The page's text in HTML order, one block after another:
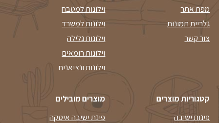
מפת אתר
גלריית תמונות
צור קשר
וילונות למטבח
וילונות למשרד
וילונות גלילה
וילונות רומאים
וילונות ונציאנים
קטגוריות מוצרים
פינות ישיבה
מוצרים מובילים
פינת ישיבה איטקה